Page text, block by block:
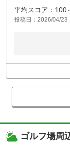
平均スコア：100
投稿日：2026/04/23
ゴルフ場周